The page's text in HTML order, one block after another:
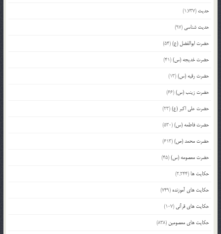
حدیث (1,737)
حدیث شناسی (97)
حضرت ابوالفضل (ع)(54)
حضرت خدیجه (س)(41)
حضرت رقیه (س)(13)
حضرت زینب (س)(66)
حضرت علی اکبر (ع)(23)
حضرت فاطمه (س)(530)
حضرت محمد (ص)(613)
حضرت معصومه (س)(45)
حکایت ها (2,244)
حکایت های آموزنده (749)
حکایت های قرآنی (107)
حکایت های معصومین (838)